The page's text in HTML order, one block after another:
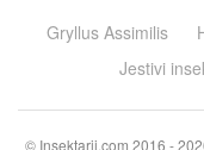
Gryllus Assimilis
Jestivi
© Insektarij.com 2016 -